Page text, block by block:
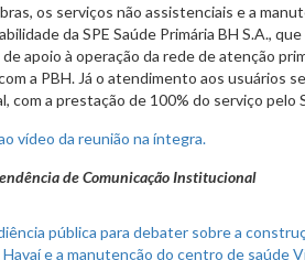
os serviços não assistenciais e a
da SPE Saúde Primária BH S.A.,
apoio à operação da rede de atenção
a PBH. Já o atendimento aos usuários
com a prestação de 100% do serviço pelo
vídeo da reunião na íntegra.
de Comunicação Institucional